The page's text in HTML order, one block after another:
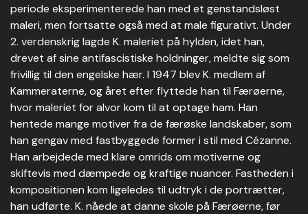
periode eksperimenterede han med et genstandsløst
maleri, men fortsatte også med at male figurativt. Under
2. verdenskrig lagde K. maleriet på hylden, idet han,
drevet af sine antifascistiske holdninger, meldte sig som
frivillig til den engelske hær. I 1947 blev K. medlem af
Kammeraterne, og året efter flyttede han til Færøerne,
hvor maleriet for alvor kom til at optage ham. Han
hentede mange motiver fra de færøske landskaber, som
han gengav med fastbyggede former i stil med Cézanne.
Han arbejdede med klare omrids om motiverne og
skiftevis med dæmpede og kraftige nuancer. Fastheden i
kompositionen kom ligeledes til udtryk i de portrætter,
han udførte. K. nåede at danne skole på Færøerne, før